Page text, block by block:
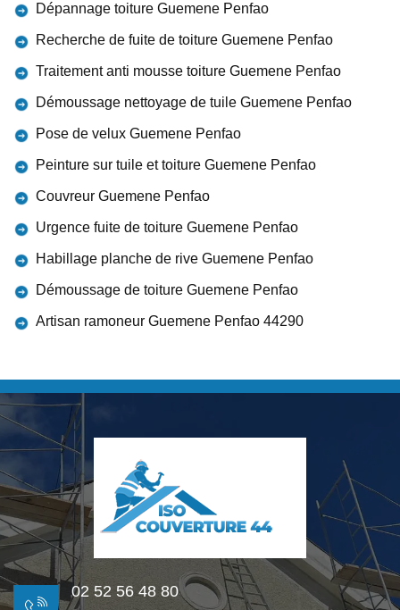
Dépannage toiture Guemene Penfao
Recherche de fuite de toiture Guemene Penfao
Traitement anti mousse toiture Guemene Penfao
Démoussage nettoyage de tuile Guemene Penfao
Pose de velux Guemene Penfao
Peinture sur tuile et toiture Guemene Penfao
Couvreur Guemene Penfao
Urgence fuite de toiture Guemene Penfao
Habillage planche de rive Guemene Penfao
Démoussage de toiture Guemene Penfao
Artisan ramoneur Guemene Penfao 44290
02 52 56 48 80